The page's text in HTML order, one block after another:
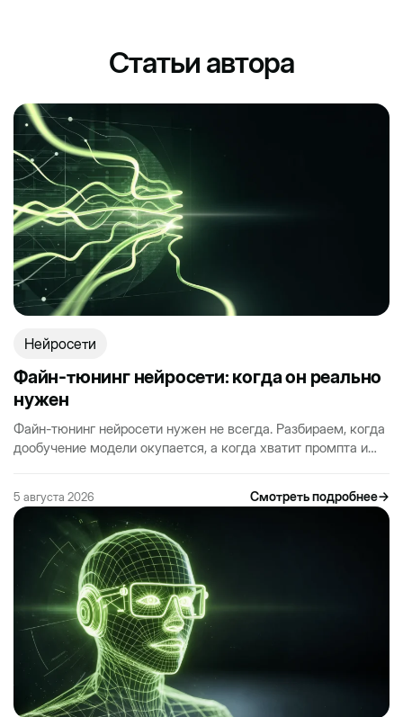
Статьи автора
Нейросети
Файн-тюнинг нейросети: когда он реально
нужен
Файн-тюнинг нейросети нужен не всегда. Разбираем, когда
дообучение модели окупается, а когда хватит промпта и
5 августа 2026 Смотреть подробнее→